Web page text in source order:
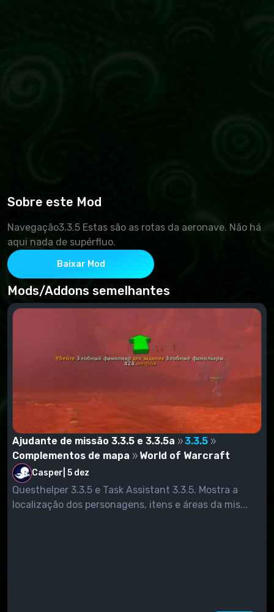
Sobre este Mod
Navegação3.3.5 Estas são as rotas da aeronave. Não há
aqui nada de supérfluo.
Baixar Mod
Mods/Addons semelhantes
Ajudante de missão 3.3.5 e 3.3.5a
3.3.5
Complementos de mapa
World of Warcraft
Casper 5 dez
Questhelper 3.3.5 e Task Assistant 3.3.5. Mostra a
localização dos personagens, itens e áreas da mis...